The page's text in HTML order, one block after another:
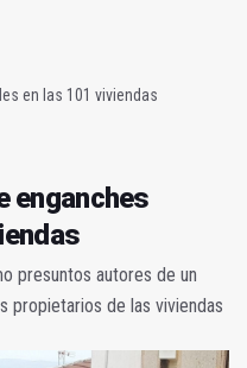
en las 101 viviendas
enganches
presuntos autores de un
propietarios de las viviendas